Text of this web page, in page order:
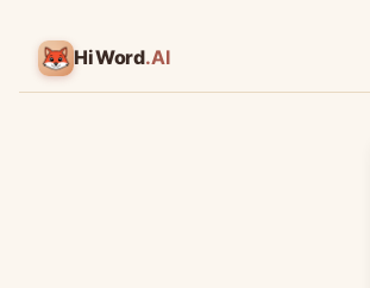
HiWord.AI